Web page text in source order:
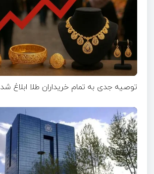
توصیه جدی به تمام خریداران طلا ابلاغ شد